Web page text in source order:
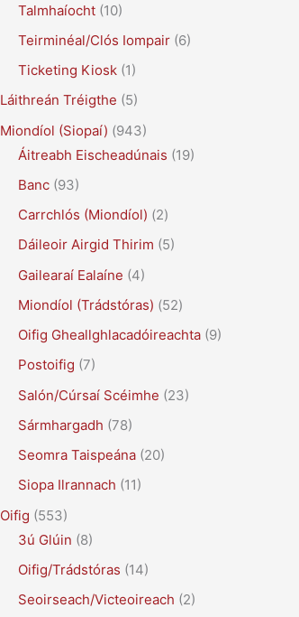
Talmhaíocht (10)
Teirminéal/Clós Iompair (6)
Ticketing Kiosk (1)
Láithreán Tréigthe (5)
Miondíol (Siopaí) (943)
Áitreabh Eischeadúnais (19)
Banc (93)
Carrchlós (Miondíol) (2)
Dáileoir Airgid Thirim (5)
Gailearaí Ealaíne (4)
Miondíol (Trádstóras) (52)
Oifig Gheallghlacadóireachta (9)
Postoifig (7)
Salón/Cúrsaí Scéimhe (23)
Sármhargadh (78)
Seomra Taispeána (20)
Siopa Ilrannach (11)
Oifig (553)
3ú Glúin (8)
Oifig/Trádstóras (14)
Seoirseach/Victeoireach (2)